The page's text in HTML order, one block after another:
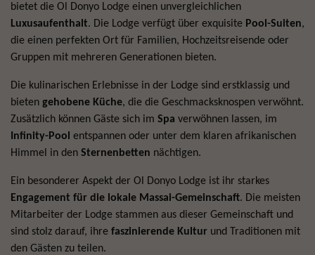
bietet die Ol Donyo Lodge einen unvergleichlichen
Luxusaufenthalt. Die Lodge verfügt über exquisite Pool-Suiten,
die einen perfekten Ort für Familien, Hochzeitsreisende oder
Gruppen mit mehreren Generationen bieten.
Die kulinarischen Erlebnisse in der Lodge sind erstklassig und
bieten gehobene Küche, die die Geschmacksknospen verwöhnt.
Zusätzlich können Gäste sich im Spa verwöhnen lassen, im
Infinity-Pool entspannen oder unter dem klaren afrikanischen
Himmel in den Sternenbetten nächtigen.
Ein besonderer Aspekt der Ol Donyo Lodge ist ihr starkes
Engagement für die lokale Massai-Gemeinschaft. Die meisten
Mitarbeiter der Lodge stammen aus dieser Gemeinschaft und
sind stolz darauf, ihre faszinierende Kultur und Traditionen mit
den Gästen zu teilen.